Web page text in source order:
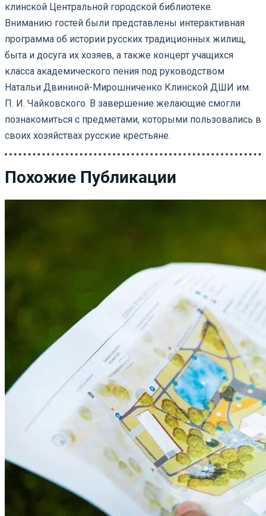
клинской Центральной городской библиотеке.
Вниманию гостей были представлены интерактивная
программа об истории русских традиционных жилищ,
быта и досуга их хозяев, а также концерт учащихся
класса академического пения под руководством
Натальи Двининой-Мирошниченко Клинской ДШИ им.
П. И. Чайковского. В завершение желающие смогли
познакомиться с предметами, которыми пользовались в
своих хозяйствах русские крестьяне.
Похожие Публикации